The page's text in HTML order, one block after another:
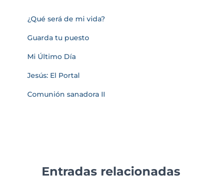
¿Qué será de mi vida?
Guarda tu puesto
Mi Último Día
Jesús: El Portal
Comunión sanadora II
Entradas relacionadas